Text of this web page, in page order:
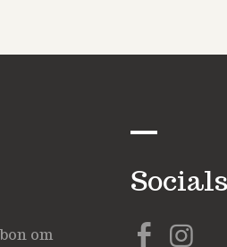
om
Socials